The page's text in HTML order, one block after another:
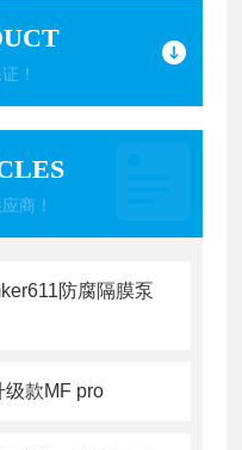
！
商！
防腐隔膜泵
级款MF pro